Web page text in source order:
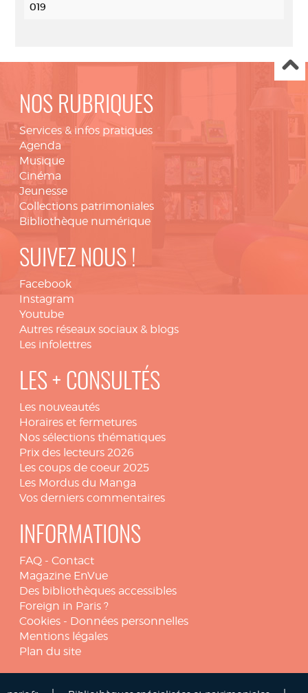
019
NOS RUBRIQUES
Services & infos pratiques
Agenda
Musique
Cinéma
Jeunesse
Collections patrimoniales
Bibliothèque numérique
SUIVEZ NOUS !
Facebook
Instagram
Youtube
Autres réseaux sociaux & blogs
Les infolettres
LES + CONSULTÉS
Les nouveautés
Horaires et fermetures
Nos sélections thématiques
Prix des lecteurs 2026
Les coups de coeur 2025
Les Mordus du Manga
Vos derniers commentaires
INFORMATIONS
FAQ - Contact
Magazine EnVue
Des bibliothèques accessibles
Foreign in Paris ?
Cookies - Données personnelles
Mentions légales
Plan du site